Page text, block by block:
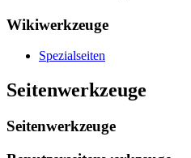
Wikiwerkzeuge
Spezialseiten
Seitenwerkzeuge
Seitenwerkzeuge